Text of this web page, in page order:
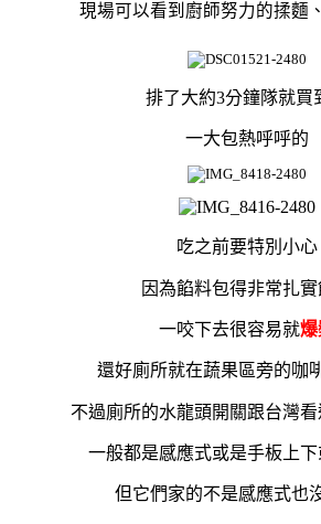
現場可以看到廚師努力的揉麵
排了大約3分鐘隊就買
一大包熱呼呼的
吃之前要特別小心
因為餡料包得非常扎
一咬下去很容易就爆
還好廁所就在蔬果區旁的咖
不過廁所的水龍頭開關跟台灣
一般都是感應式或是手板上
但它們家的不是感應式也